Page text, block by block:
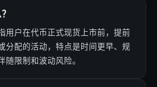
用户在代币正式现货上市前，提前
分配的活动，特点是时间更早、规
随限制和波动风险。